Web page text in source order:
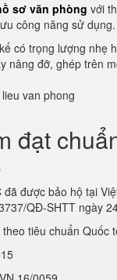
sơ văn phòng với
công năng sử dụng.
có trọng lượng nhẹ
nâng đỡ, ghép trên
đạt
được bảo hộ tại
QĐ-SHTT ngày
tiêu chuẩn Quốc